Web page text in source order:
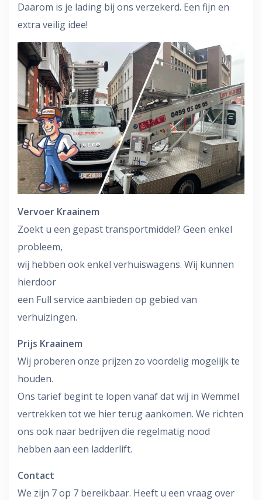
Daarom is je lading bij ons verzekerd. Een fijn en
extra veilig idee!
Vervoer Kraainem
Zoekt u een gepast transportmiddel? Geen enkel
probleem,
wij hebben ook enkel verhuiswagens. Wij kunnen
hierdoor
een Full service aanbieden op gebied van
verhuizingen.
Prijs Kraainem
Wij proberen onze prijzen zo voordelig mogelijk te
houden.
Ons tarief begint te lopen vanaf dat wij in Wemmel
vertrekken tot we hier terug aankomen. We richten
ons ook naar bedrijven die regelmatig nood
hebben aan een ladderlift.
Contact
We zijn 7 op 7 bereikbaar. Heeft u een vraag over